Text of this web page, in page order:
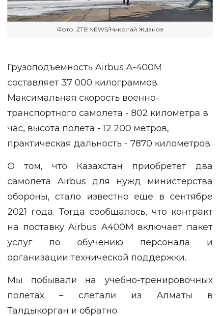
Фото: ZTB NEWS/Николай Жданов
Грузоподъемность Airbus A-400M
составляет 37 000 килограммов.
Максимальная скорость военно-
транспортного самолета - 802 километра в
час, высота полета - 12 200 метров,
практическая дальность - 7870 километров.
О том, что Казахстан приобретет два
самолета Airbus для нужд министерства
обороны, стало известно еще в сентябре
2021 года. Тогда сообщалось, что контракт
на поставку Airbus А400М включает пакет
услуг по обучению персонала и
организации технической поддержки.
Мы побывали на учебно-тренировочных
полетах – слетали из Алматы в
Талдыкорган и обратно.